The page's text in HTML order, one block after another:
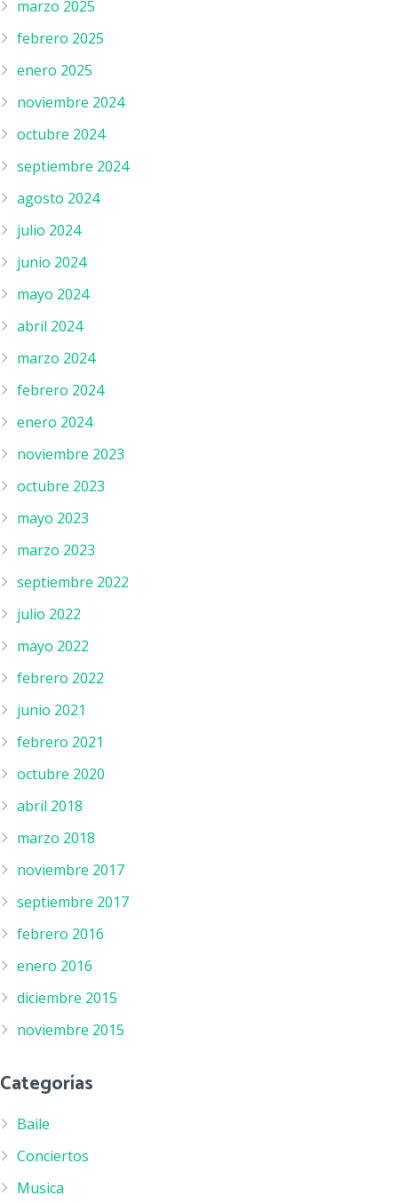
marzo 2025
febrero 2025
enero 2025
noviembre 2024
octubre 2024
septiembre 2024
agosto 2024
julio 2024
junio 2024
mayo 2024
abril 2024
marzo 2024
febrero 2024
enero 2024
noviembre 2023
octubre 2023
mayo 2023
marzo 2023
septiembre 2022
julio 2022
mayo 2022
febrero 2022
junio 2021
febrero 2021
octubre 2020
abril 2018
marzo 2018
noviembre 2017
septiembre 2017
febrero 2016
enero 2016
diciembre 2015
noviembre 2015
Categorías
Baile
Conciertos
Musica